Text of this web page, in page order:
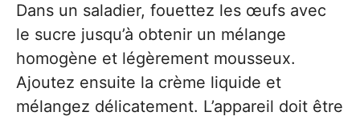
Dans un saladier, fouettez les œufs avec
le sucre jusqu’à obtenir un mélange
homogène et légèrement mousseux.
Ajoutez ensuite la crème liquide et
mélangez délicatement. L’appareil doit être